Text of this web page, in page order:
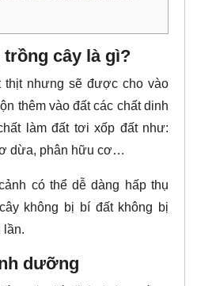
cây là gì?
thịt nhưng sẽ được cho vào
thêm vào đất các chất dinh
làm đất tơi xốp đất như:
dừa, phân hữu cơ…
có thể dễ dàng hấp thụ
không bị bí đất không bị
lần.
dưỡng